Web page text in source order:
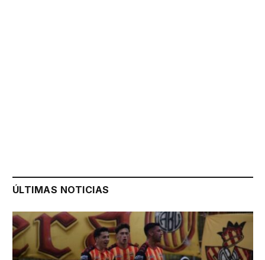
ÚLTIMAS NOTICIAS